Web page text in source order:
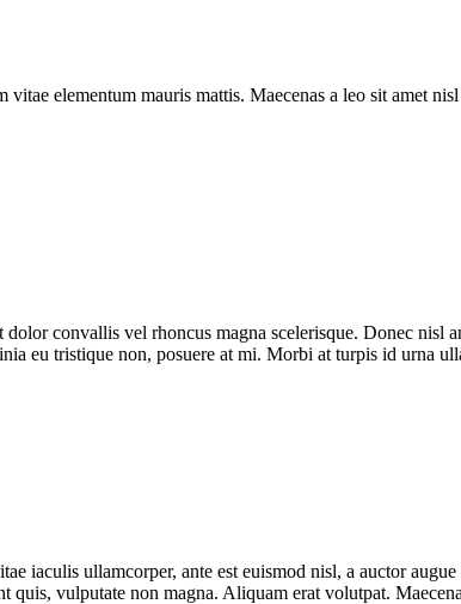
elementum mauris mattis. Maecenas a leo sit amet
convallis vel rhoncus magna scelerisque. Donec nisl
eu tristique non, posuere at mi. Morbi at turpis id urna
iaculis ullamcorper, ante est euismod nisl, a auctor
vulputate non magna. Aliquam erat volutpat.